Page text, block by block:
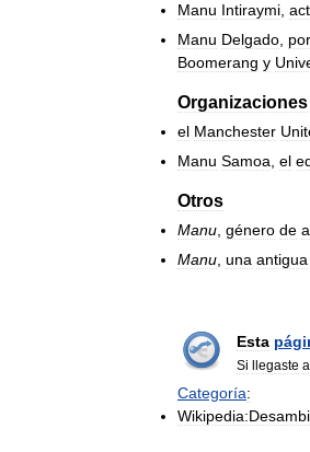
Manu Intiraymi
Manu Delgado
Boomerang y
Organizaciones
el Manchester
Manu Samoa el
Otros
Manu género de
Manu una antigua
Esta
Si llegaste
Categoría: